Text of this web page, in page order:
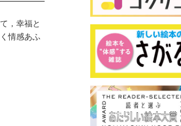
，幸福と
情感あふ